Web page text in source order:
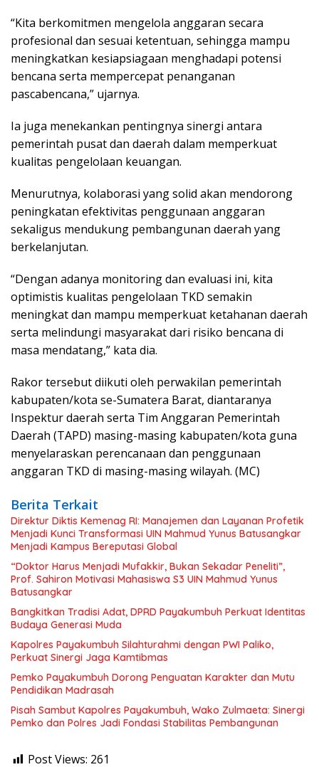
“Kita berkomitmen mengelola anggaran secara
profesional dan sesuai ketentuan, sehingga mampu
meningkatkan kesiapsiagaan menghadapi potensi
bencana serta mempercepat penanganan
pascabencana,” ujarnya.
Ia juga menekankan pentingnya sinergi antara
pemerintah pusat dan daerah dalam memperkuat
kualitas pengelolaan keuangan.
Menurutnya, kolaborasi yang solid akan mendorong
peningkatan efektivitas penggunaan anggaran
sekaligus mendukung pembangunan daerah yang
berkelanjutan.
“Dengan adanya monitoring dan evaluasi ini, kita
optimistis kualitas pengelolaan TKD semakin
meningkat dan mampu memperkuat ketahanan daerah
serta melindungi masyarakat dari risiko bencana di
masa mendatang,” kata dia.
Rakor tersebut diikuti oleh perwakilan pemerintah
kabupaten/kota se-Sumatera Barat, diantaranya
Inspektur daerah serta Tim Anggaran Pemerintah
Daerah (TAPD) masing-masing kabupaten/kota guna
menyelaraskan perencanaan dan penggunaan
anggaran TKD di masing-masing wilayah. (MC)
Berita Terkait
Direktur Diktis Kemenag RI: Manajemen dan Layanan Profetik
Menjadi Kunci Transformasi UIN Mahmud Yunus Batusangkar
Menjadi Kampus Bereputasi Global
“Doktor Harus Menjadi Mufakkir, Bukan Sekadar Peneliti”,
Prof. Sahiron Motivasi Mahasiswa S3 UIN Mahmud Yunus
Batusangkar
Bangkitkan Tradisi Adat, DPRD Payakumbuh Perkuat Identitas
Budaya Generasi Muda
Kapolres Payakumbuh Silahturahmi dengan PWI Paliko,
Perkuat Sinergi Jaga Kamtibmas
Pemko Payakumbuh Dorong Penguatan Karakter dan Mutu
Pendidikan Madrasah
Pisah Sambut Kapolres Payakumbuh, Wako Zulmaeta: Sinergi
Pemko dan Polres Jadi Fondasi Stabilitas Pembangunan
Post Views: 261